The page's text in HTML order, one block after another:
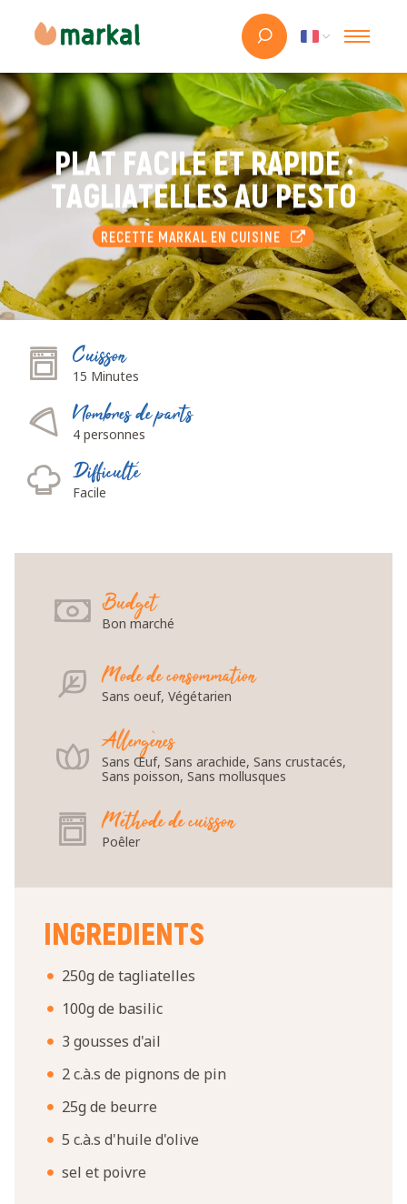
PLAT FACILE ET RAPIDE :
TAGLIATELLES AU PESTO
RECETTE MARKAL EN CUISINE
Cuisson
15 Minutes
Nombres de parts
4 personnes
Difficulté
Facile
Budget
Bon marché
Mode de consommation
Sans oeuf, Végétarien
Allergènes
Sans Œuf, Sans arachide, Sans crustacés,
Sans poisson, Sans mollusques
Méthode de cuisson
Poêler
INGREDIENTS
250g de tagliatelles
100g de basilic
3 gousses d'ail
2 c.à.s de pignons de pin
25g de beurre
5 c.à.s d'huile d'olive
sel et poivre